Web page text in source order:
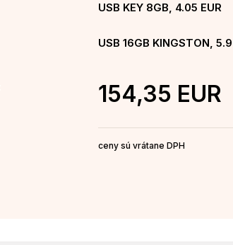
USB KEY 8GB, 4.05 EUR
USB 16GB KINGSTON,
154,35 EUR
ceny sú vrátane DPH